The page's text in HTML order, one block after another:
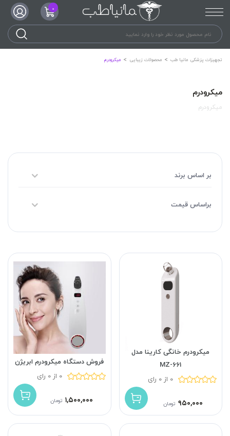
0
تجهیزات پزشکی مانیا طب محصولات زیبایی میکرودرم
میکرودرم
میکرودرم
بر اساس برند
براساس قیمت
میکرودرم خانگی کارینا مدل
MZ-661
0 از 0 رای
۹۵۰,۰۰۰ تومان
فروش دستگاه میکرودرم ابریژن
0 از 0 رای
۱,۵۰۰,۰۰۰ تومان